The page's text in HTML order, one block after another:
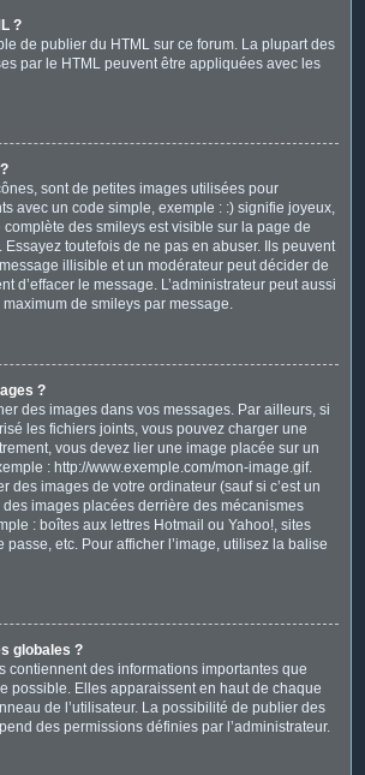
?
de publier du HTML sur ce forum. La plupart des
par le HTML peuvent être appliquées avec les
sont de petites images utilisées pour
avec un code simple, exemple : :) signifie joyeux,
complète des smileys est visible sur la page de
toutefois de ne pas en abuser. Ils peuvent
illisible et un modérateur peut décider de
d’effacer le message. L’administrateur peut aussi
de smileys par message.
?
des images dans vos messages. Par ailleurs, si
les fichiers joints, vous pouvez charger une
vous devez lier une image placée sur un
: http://www.exemple.com/mon-image.gif.
des images de votre ordinateur (sauf si c’est un
images placées derrière des mécanismes
: boîtes aux lettres Hotmail ou Yahoo!, sites
passe, etc. Pour afficher l’image, utilisez la balise
globales ?
contiennent des informations importantes que
possible. Elles apparaissent en haut de chaque
de l’utilisateur. La possibilité de publier des
des permissions définies par l’administrateur.